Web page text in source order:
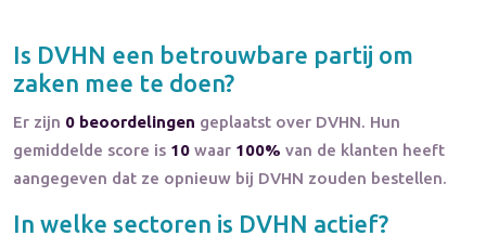
Is DVHN een betrouwbare partij om
zaken mee te doen?
Er zijn 0 beoordelingen geplaatst over DVHN. Hun
gemiddelde score is 10 waar 100% van de klanten heeft
aangegeven dat ze opnieuw bij DVHN zouden bestellen.
In welke sectoren is DVHN actief?